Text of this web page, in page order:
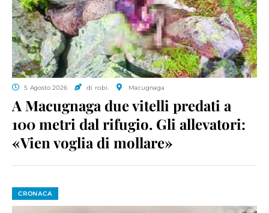
5 Agosto 2026 di ro.bi. Macugnaga
A Macugnaga due vitelli predati a
100 metri dal rifugio. Gli allevatori:
«Vien voglia di mollare»
CRONACA